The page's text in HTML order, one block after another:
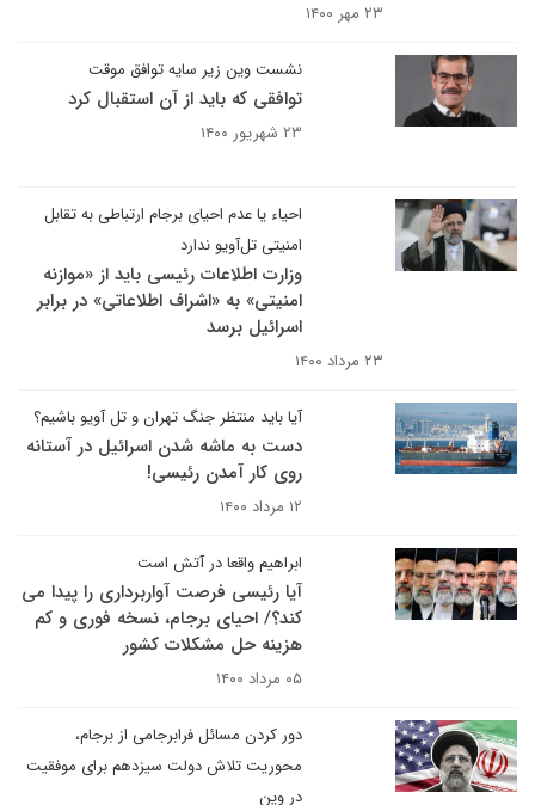
۲۳ مهر ۱۴۰۰
نشست وین زیر سایه توافق موقت
توافقی که باید از آن استقبال کرد
۲۳ شهریور ۱۴۰۰
احیاء یا عدم احیای برجام ارتباطی به تقابل
امنیتی تل‌آویو ندارد
وزارت اطلاعات رئیسی باید از «موازنه
امنیتی» به «اشراف اطلاعاتی» در برابر
اسرائیل برسد
۲۳ مرداد ۱۴۰۰
آیا باید منتظر جنگ تهران و تل آویو باشیم؟
دست به ماشه شدن اسرائیل در آستانه
روی کار آمدن رئیسی!
۱۲ مرداد ۱۴۰۰
ابراهیم واقعا در آتش است
آیا رئیسی فرصت آواربرداری را پیدا می
کند؟/ احیای برجام، نسخه فوری و کم
هزینه حل مشکلات کشور
۰۵ مرداد ۱۴۰۰
دور کردن مسائل فرابرجامی از برجام،
محوریت تلاش دولت سیزدهم برای موفقیت
در وین